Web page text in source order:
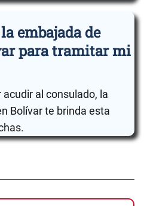
embajada de
para tramitar mi
al consulado, la
Bolívar te brinda esta